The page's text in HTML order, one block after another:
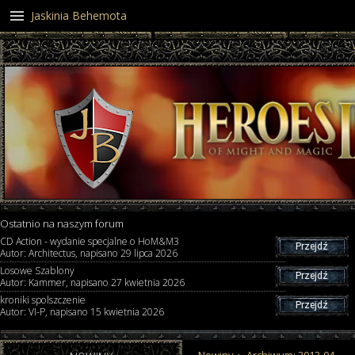
Ostatnio na naszym forum
CD Action - wydanie specjalne o HoM&M3
Autor: Architectus, napisano 29 lipca 2026
Przejdź
Losowe Szablony
Autor: Kammer, napisano 27 kwietnia 2026
Przejdź
kroniki spolszczenie
Autor: VI-P, napisano 15 kwietnia 2026
Przejdź
Jaskinia Behemota